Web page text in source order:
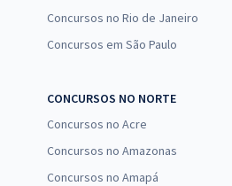
Concursos no Rio de Janeiro
Concursos em São Paulo
CONCURSOS NO NORTE
Concursos no Acre
Concursos no Amazonas
Concursos no Amapá